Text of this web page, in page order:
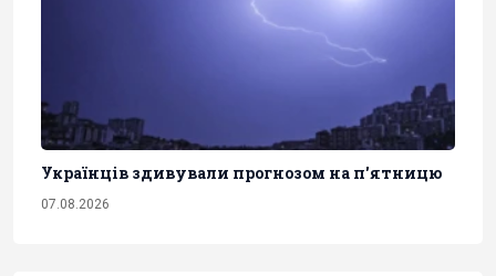
Українців здивували прогнозом на п'ятницю
07.08.2026